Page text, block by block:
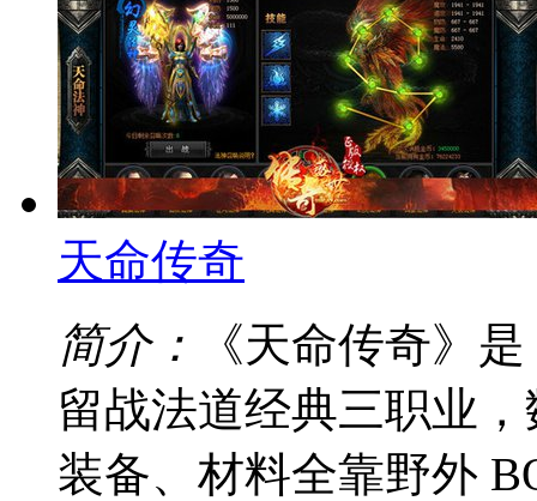
天命传奇
简介：
《天命传奇》
留战法道经典三职业
装备、材料全靠野外